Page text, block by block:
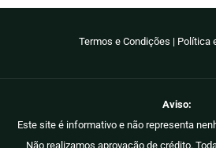
Termos e Condições | Política
Aviso:
Este site é informativo e não representa
Não realizamos aprovação de crédito.